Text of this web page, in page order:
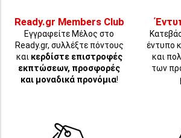
Ready.gr Members Club
Εγγραφείτε Μέλος στο
Ready.gr, συλλέξτε πόντους
και κερδίστε επιστροφές
εκπτώσεων, προσφορές
και μοναδικά προνόμια!
έντυπο
και
των